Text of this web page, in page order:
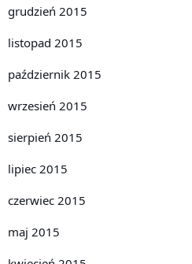
grudzień 2015
listopad 2015
październik 2015
wrzesień 2015
sierpień 2015
lipiec 2015
czerwiec 2015
maj 2015